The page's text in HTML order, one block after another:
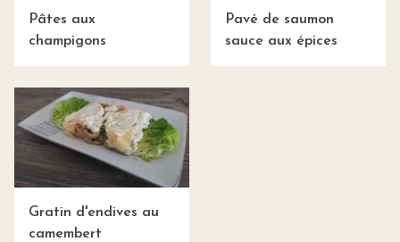
Pâtes aux
champigons
Pavé de saumon
sauce aux épices
Gratin d'endives au
camembert